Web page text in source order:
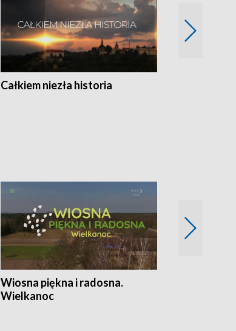
Całkiem niezła historia
Wiosna piękna i radosna.
Wielkanoc